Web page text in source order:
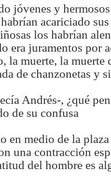
jóvenes y
acariciado
los habrían
era juramentos por
la muerte, la muerte
de chanzonetas y
Andrés-, ¿qué
de su confusa
en medio de la
una contracción
del hombre es